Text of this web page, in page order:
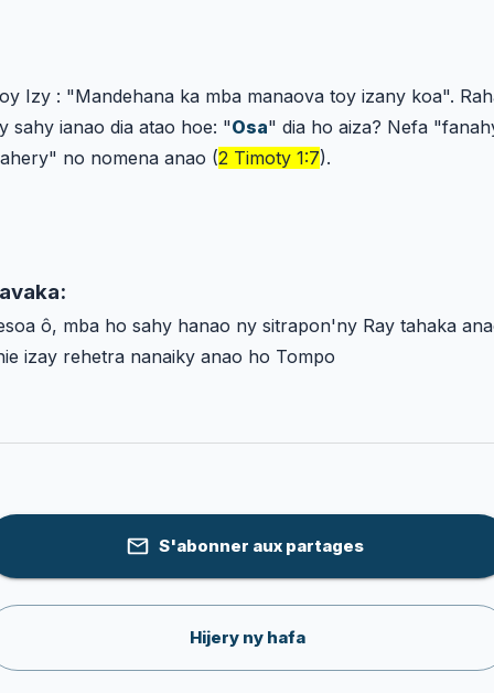
Izy : "Mandehana ka mba manaova toy izany koa".
sahy ianao dia atao hoe: "Osa" dia ho aiza? Nefa
no nomena anao (2 Timoty 1:7).
ô, mba ho sahy hanao ny sitrapon'ny Ray tahaka
izay rehetra nanaiky anao ho Tompo
S'abonner aux partages
Hijery ny hafa